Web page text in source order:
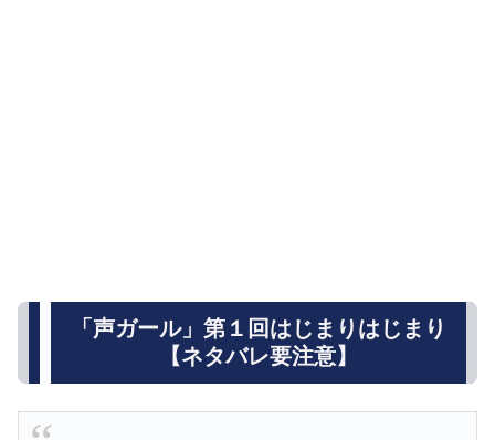
「声ガール」第１回はじまりはじまり
【ネタバレ要注意】